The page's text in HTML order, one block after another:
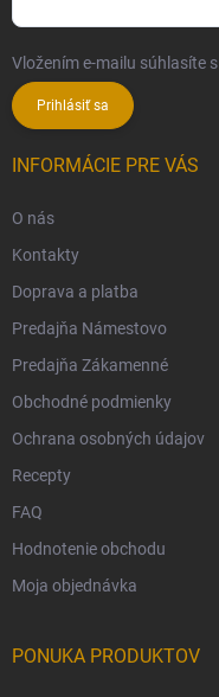
Vložením e-mailu súhlasíte s
Prihlásiť sa
INFORMÁCIE PRE VÁS
O nás
Kontakty
Doprava a platba
Predajňa Námestovo
Predajňa Zákamenné
Obchodné podmienky
Ochrana osobných údajov
Recepty
FAQ
Hodnotenie obchodu
Moja objednávka
PONUKA PRODUKTOV